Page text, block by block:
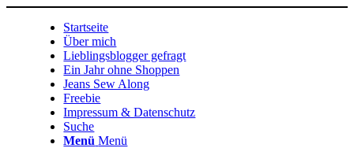
Startseite
Über mich
Lieblingsblogger gefragt
Ein Jahr ohne Shoppen
Jeans Sew Along
Freebie
Impressum & Datenschutz
Suche
Menü Menü